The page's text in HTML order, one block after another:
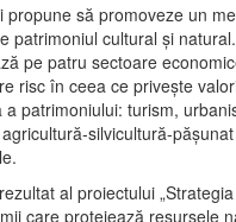
propune să promoveze un
patrimoniul cultural și
pe patru sectoare
risc în ceea ce privește
a patrimoniului: turism,
silvicultură-
al proiectului
care protejează resursele